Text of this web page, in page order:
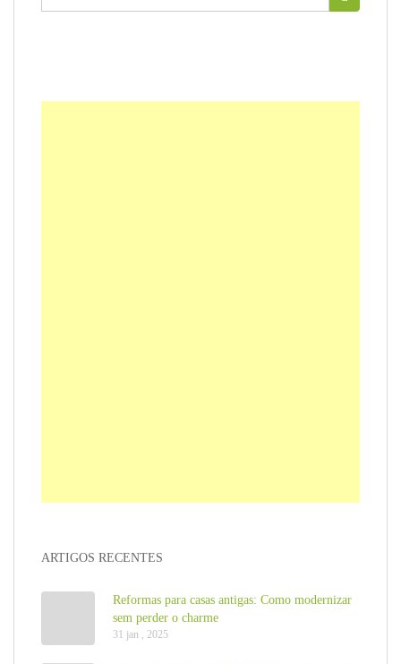
ARTIGOS RECENTES
Reformas para casas antigas: Como modernizar
sem perder o charme
31 jan , 2025